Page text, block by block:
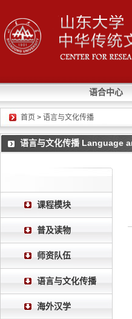
语合中心
首页 > 语言与文化传播
语言与文化传播 Language
课程模块
普及读物
师资队伍
语言与文化传播
海外汉学